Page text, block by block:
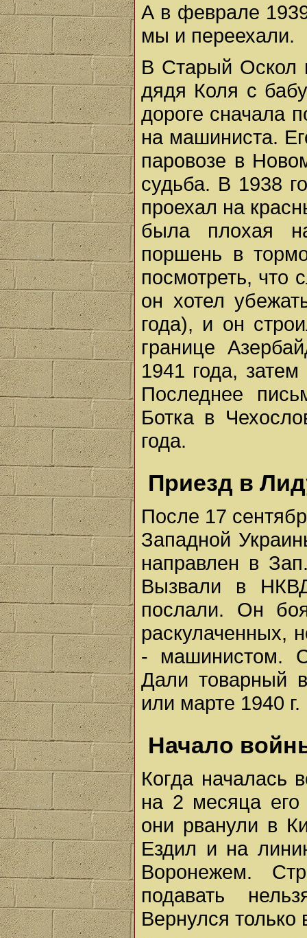
А в феврале
мы и переехали.
В Старый Оскол
дядя Коля с
дороге сначала
на машиниста.
паровозе в
судьба. В 1938
проехал на
была плохая
поршень в
посмотреть, что
он хотел
года), и он
границе
1941 года,
Последнее
Ботка в
года.
Приезд в
После 17
Западной
направлен в
Вызвали в
послали. Он
раскулаченных,
- машинистом.
Дали товарный
или марте 1940
Начало
Когда началась
на 2 месяца его
они рванули в
Ездил и на
Воронежем.
подавать
Вернулся только